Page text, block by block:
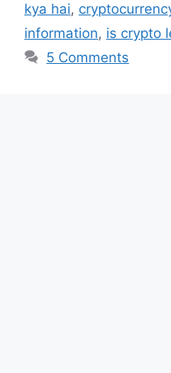
kya hai,
information, is crypto
5 Comments